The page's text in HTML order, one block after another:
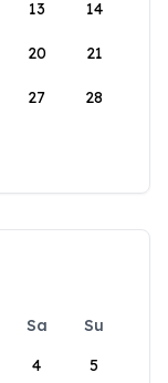
13 14
20 21
27 28
Sa
Su
4 5